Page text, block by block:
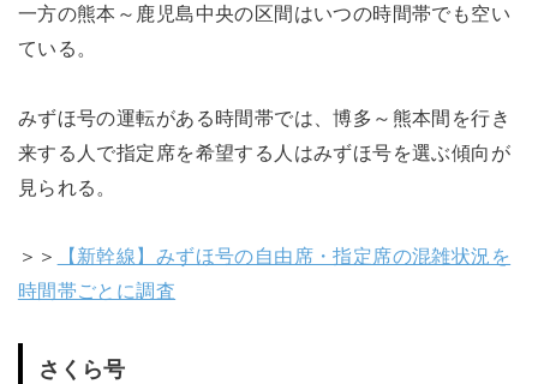
一方の熊本～鹿児島中央の区間はいつの時間帯でも空い
ている。
みずほ号の運転がある時間帯では、博多～熊本間を行き
来する人で指定席を希望する人はみずほ号を選ぶ傾向が
見られる。
＞＞
【新幹線】みずほ号の自由席・指定席の混雑状況を
時間帯ごとに調査
さくら号